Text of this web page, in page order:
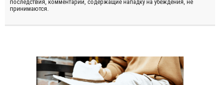
последствия, комментарии, содержащие нападку на убеждения, не
принимаются.